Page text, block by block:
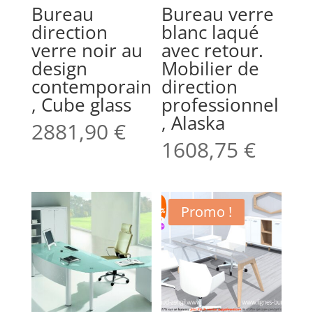
Bureau
direction
verre noir au
design
contemporain
, Cube glass
2881,90 €
Bureau verre
blanc laqué
avec retour.
Mobilier de
direction
professionnel
, Alaska
1608,75€
Promo !